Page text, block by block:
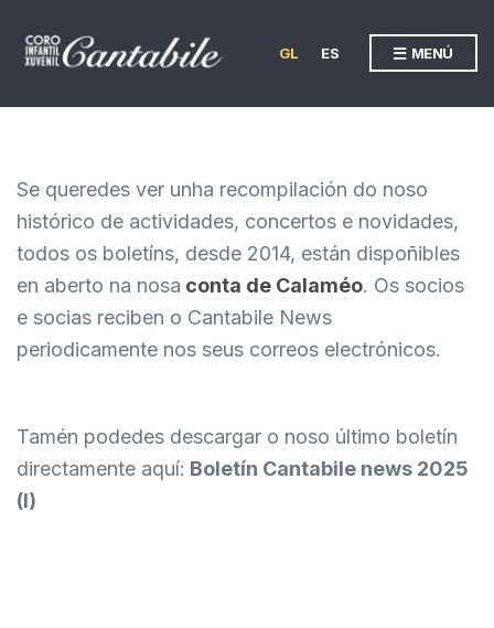
GL ES MENÚ
Se queredes ver unha recompilación do noso
histórico de actividades, concertos e novidades,
todos os boletíns, desde 2014, están dispoñibles
en aberto na nosa conta de Calaméo. Os socios
e socias reciben o Cantabile News
periodicamente nos seus correos electrónicos.
Tamén podedes descargar o noso último boletín
directamente aquí: Boletín Cantabile news 2025
(I)